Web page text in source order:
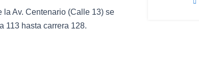
Av. Centenario (Calle 13) se
113 hasta carrera 128.